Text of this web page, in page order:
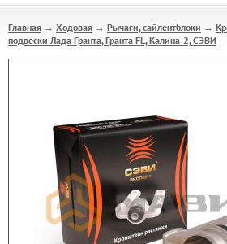
Главная → Ходовая → Рычаги, сайлентблоки →
подвески Лада Гранта, Гранта FL, Калина-2, СЭВИ